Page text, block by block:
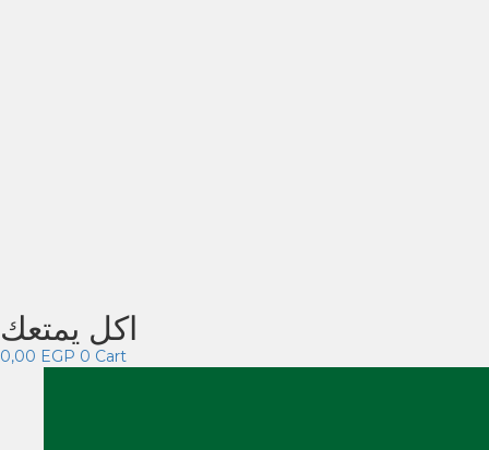
اكل يمتعك
0,00 EGP 0 Cart